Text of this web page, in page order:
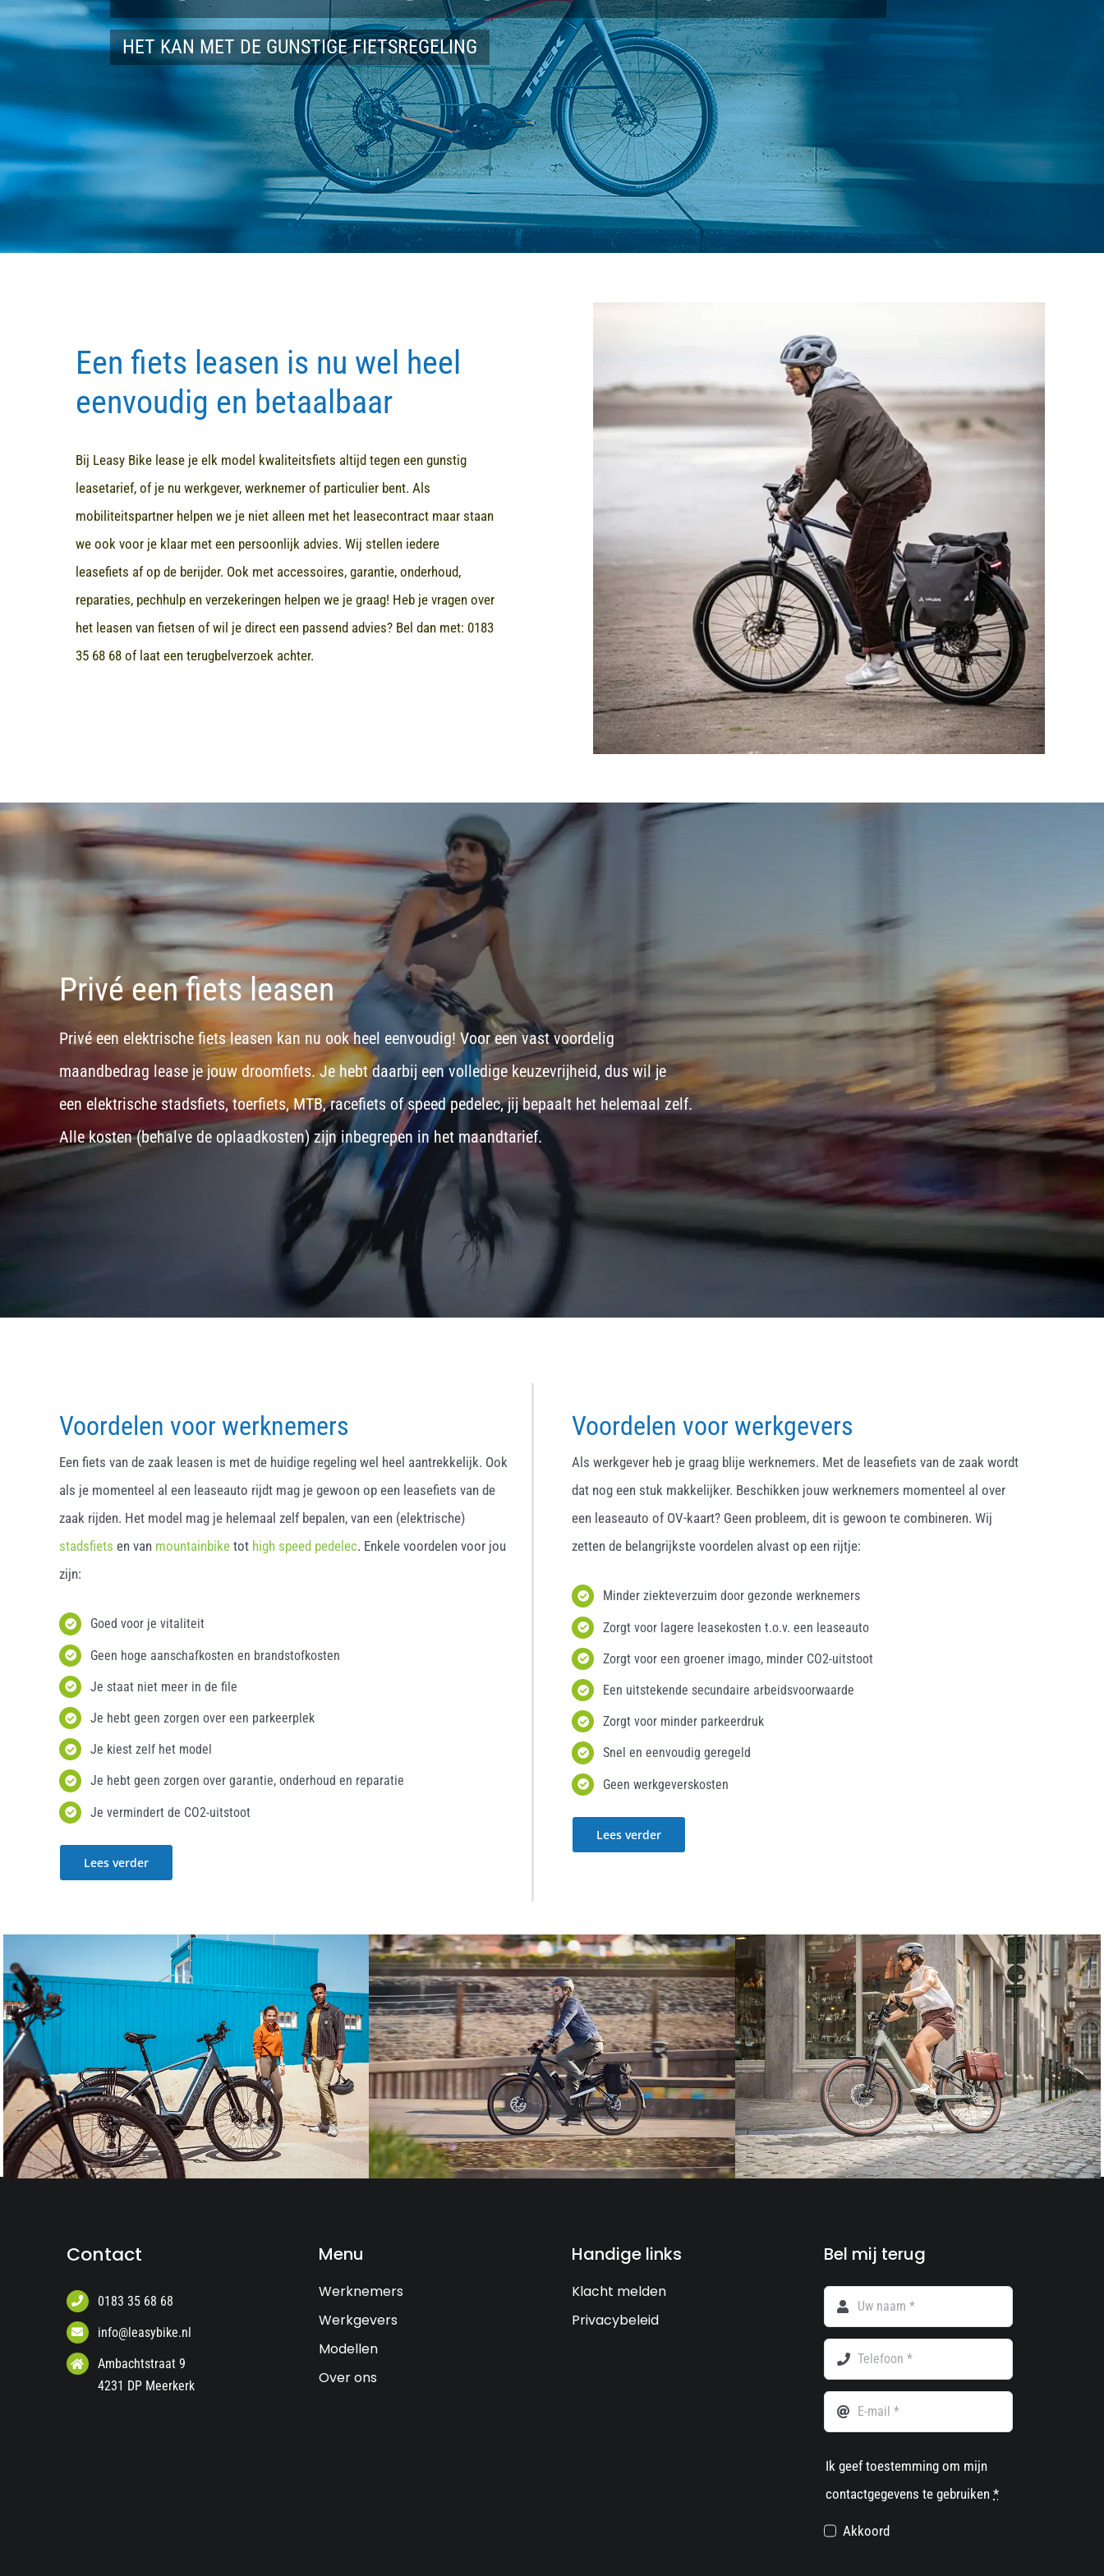
HET KAN MET DE GUNSTIGE FIETSREGELING
Een fiets leasen is nu wel heel
eenvoudig en betaalbaar
Bij Leasy Bike lease je elk model kwaliteitsfiets altijd tegen een gunstig
leasetarief, of je nu werkgever, werknemer of particulier bent. Als
mobiliteitspartner helpen we je niet alleen met het leasecontract maar staan
we ook voor je klaar met een persoonlijk advies. Wij stellen iedere
leasefiets af op de berijder. Ook met accessoires, garantie, onderhoud,
reparaties, pechhulp en verzekeringen helpen we je graag! Heb je vragen over
het leasen van fietsen of wil je direct een passend advies? Bel dan met: 0183
35 68 68of laat een terugbelverzoek achter.
Privé een fiets leasen
Privé een elektrische fiets leasen kan nu ook heel eenvoudig! Voor een vast voordelig
maandbedrag lease je jouw droomfiets. Je hebt daarbij een volledige keuzevrijheid, dus wil je
een elektrische stadsfiets, toerfiets,MTB,racefiets ofspeed pedelec, jij bepaalt het helemaal zelf.
Alle kosten (behalve de oplaadkosten) zijn inbegrepen in het maandtarief.
Voordelen voor werknemers
Een fiets van de zaak leasen is met de huidige regeling wel heel aantrekkelijk. Ook
als je momenteel al een leaseauto rijdt mag je gewoon op een leasefiets van de
zaak rijden. Het model mag je helemaal zelf bepalen, van een (elektrische)
stadsfiets en van mountainbiketot high speed pedelec. Enkele voordelen voor jou
zijn:
Goed voor je vitaliteit
Geen hoge aanschafkosten en brandstofkosten
Je staat niet meer in de file
Je hebt geen zorgen over een parkeerplek
Je kiest zelf het model
Je hebt geen zorgen over garantie, onderhoud en reparatie
Je vermindert de CO2-uitstoot
Lees verder
Voordelen voor werkgevers
Als werkgever heb je graag blije werknemers. Met de leasefiets van de zaak wordt
dat nog een stuk makkelijker. Beschikken jouw werknemers momenteel al over
een leaseauto of OV-kaart? Geen probleem, dit is gewoon te combineren. Wij
zetten de belangrijkste voordelen alvast op een rijtje:
Minder ziekteverzuim door gezonde werknemers
Zorgt voor lagere leasekosten t.o.v. een leaseauto
Zorgt voor een groener imago, minder CO2-uitstoot
Een uitstekende secundaire arbeidsvoorwaarde
Zorgt voor minder parkeerdruk
Snel en eenvoudig geregeld
Geen werkgeverskosten
Lees verder
Contact
0183 35 68 68
info@leasybike.nl
Ambachtstraat 9
4231 DP Meerkerk
Menu
Werknemers
Werkgevers
Modellen
Over ons
Handige links
Klacht melden
Privacybeleid
Bel mij terug
Ik geef toestemming om mijn
contactgegevens te gebruiken*
Akkoord